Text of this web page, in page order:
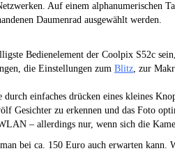
Auf einem alphanumerischen
Daumenrad ausgewählt werden.
Bedienelement der Coolpix S52c
die Einstellungen zum Blitz, zur
einfaches drücken eines kleines
Gesichter zu erkennen und das Foto
– allerdings nur, wenn sich die
bei ca. 150 Euro auch erwarten